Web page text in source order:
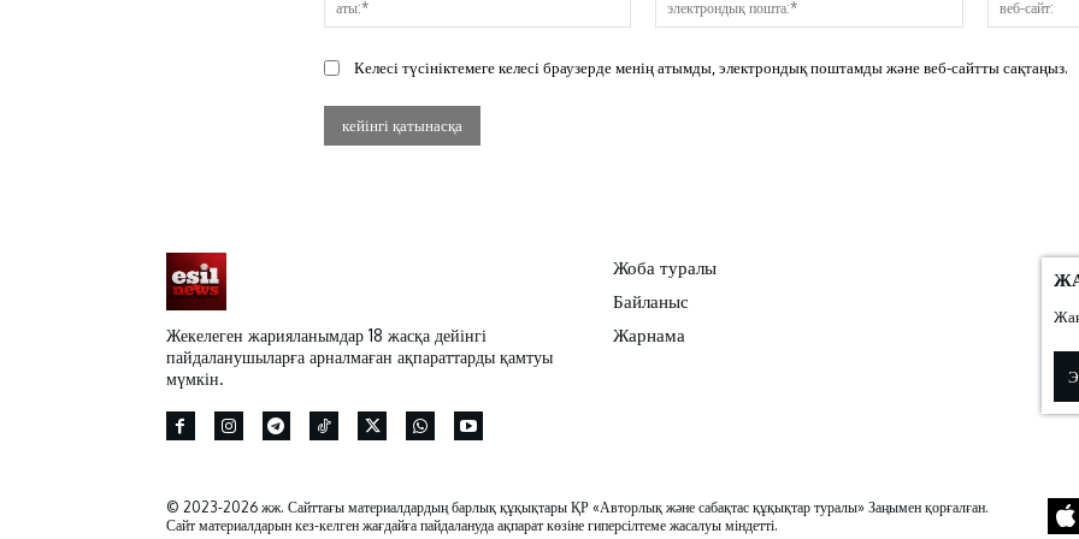
пошта:*
Келесі түсініктемеге келесі браузерде менің атымды, электрондық поштамды және веб-сайтты сақтаңыз.
Жекелеген жарияланымдар 18 жасқа дейінгі
пайдаланушыларға арналмаған ақпараттарды қамтуы
мүмкін.
Жоба туралы
Байланыс
Жарнама
© 2023-2026 жж. Сайттағы материалдардың барлық құқықтары ҚР «Авторлық және сабақтас құқықтар туралы» Заңымен қорғалған.
Сайт материалдарын кез-келген жағдайға пайдалануда ақпарат көзіне гиперсілтеме жасалуы міндетті.